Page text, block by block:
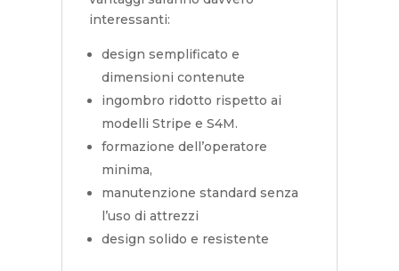
interessanti:
design semplificato e
dimensioni contenute
ingombro ridotto rispetto ai
modelli Stripe e S4M.
formazione dell’operatore
minima,
manutenzione standard senza
l’uso di attrezzi
design solido e resistente